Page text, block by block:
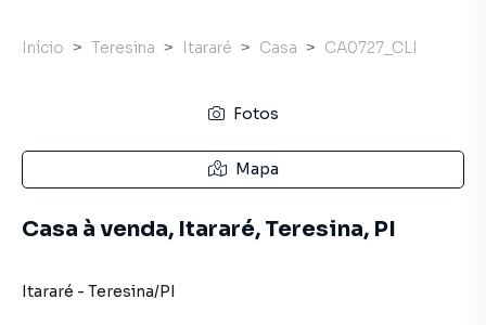
Início Teresina Itararé Casa CA0727_CLI
Fotos
Mapa
Casa à venda, Itararé, Teresina, PI
Itararé - Teresina/PI